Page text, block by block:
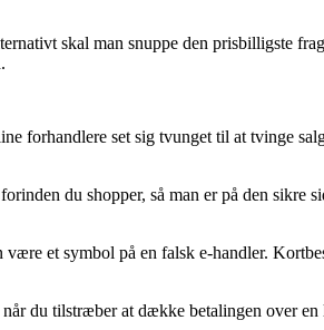
skal man snuppe den prisbilligste
forhandlere set sig tvunget til at tvinge
du shopper, så man er på den sikre
et symbol på en falsk e-handler.
du tilstræber at dække betalingen over en